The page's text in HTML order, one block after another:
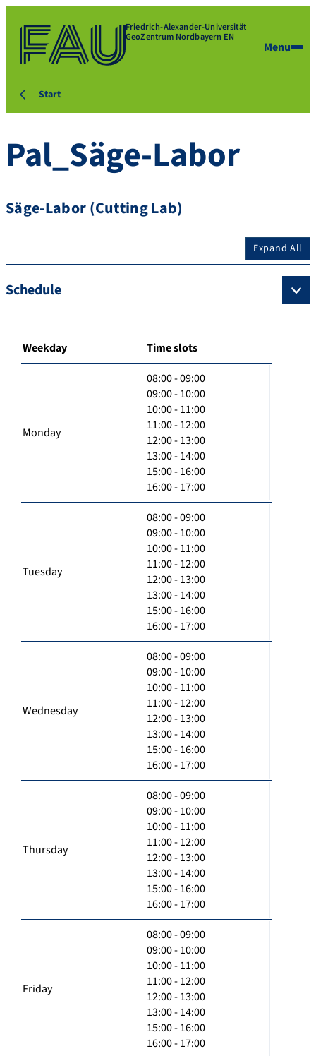
Friedrich-Alexander-Universität
GeoZentrum Nordbayern EN
Menu
Start
Pal_Säge-Labor
Säge-Labor (Cutting Lab)
Expand All
Schedule
Weekday Time slots
Monday
08:00 - 09:00
09:00 - 10:00
10:00 - 11:00
11:00 - 12:00
12:00 - 13:00
13:00 - 14:00
15:00 - 16:00
16:00 - 17:00
Tuesday
08:00 - 09:00
09:00 - 10:00
10:00 - 11:00
11:00 - 12:00
12:00 - 13:00
13:00 - 14:00
15:00 - 16:00
16:00 - 17:00
Wednesday
08:00 - 09:00
09:00 - 10:00
10:00 - 11:00
11:00 - 12:00
12:00 - 13:00
13:00 - 14:00
15:00 - 16:00
16:00 - 17:00
Thursday
08:00 - 09:00
09:00 - 10:00
10:00 - 11:00
11:00 - 12:00
12:00 - 13:00
13:00 - 14:00
15:00 - 16:00
16:00 - 17:00
Friday
08:00 - 09:00
09:00 - 10:00
10:00 - 11:00
11:00 - 12:00
12:00 - 13:00
13:00 - 14:00
15:00 - 16:00
16:00 - 17:00